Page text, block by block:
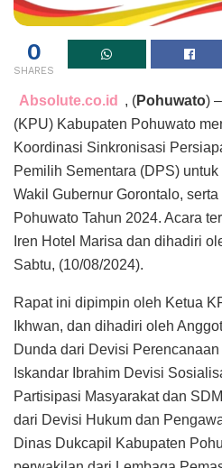
0
SHARES
Absolute.co.id , (Pohuwato)
(KPU) Kabupaten Pohuwato
Koordinasi Sinkronisasi
Pemilih Sementara (DPS)
Wakil Gubernur Gorontalo,
Pohuwato Tahun 2024. Acara
Iren Hotel Marisa dan dihadiri
Sabtu, (10/08/2024).
Rapat ini dipimpin oleh Ketua
Ikhwan, dan dihadiri oleh
Dunda dari Devisi
Iskandar Ibrahim Devisi
Partisipasi Masyarakat dan
dari Devisi Hukum dan
Dinas Dukcapil Kabupaten